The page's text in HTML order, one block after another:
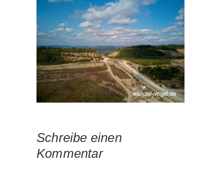
Schreibe einen
Kommentar